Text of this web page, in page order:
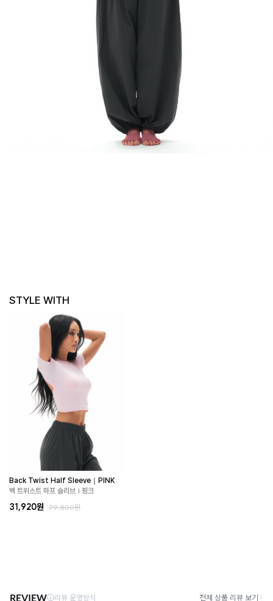
STYLE WITH
Back Twist Half Sleeve｜PINK
백 트위스트 하프 슬리브 | 핑크
31,920원 79,800원